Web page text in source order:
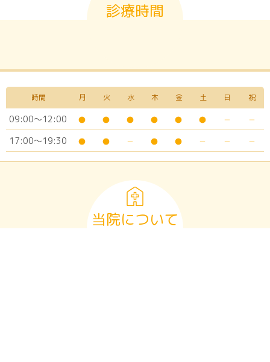
診療時間
時間 月 火 水 木 金 土 日 祝
09:00～12:00
17:00～19:30
当院について